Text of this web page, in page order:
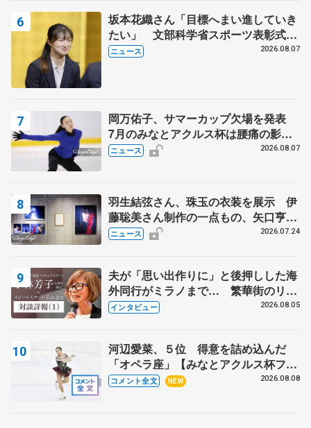
坂本花織さん「目標へまい進していき
たい」 文部科学省スポーツ表彰式で
代表謝辞
ニュース 2026.08.07
岡万佑子、サマーカップ欠場を発表
7月のみなとアクルス杯は腰痛の影響
で
ニュース 2026.08.07
羽生結弦さん、珠玉の衣装を展示 伊
藤聡美さん制作の一点もの、矢口亨さ
んが撮影
ニュース 2026.07.24
夫が「思い出作りに」と後押しした海
外同行がミラノまで… 繁華街のリン
クでは不良のお兄さんも味方に 小林
インタビュー 2026.08.05
河辺愛菜、５位 得意を詰め込んだ
「オペラ座」【みなとアクルス杯フリ
ー】
コメント全文 NEW 2026.08.08